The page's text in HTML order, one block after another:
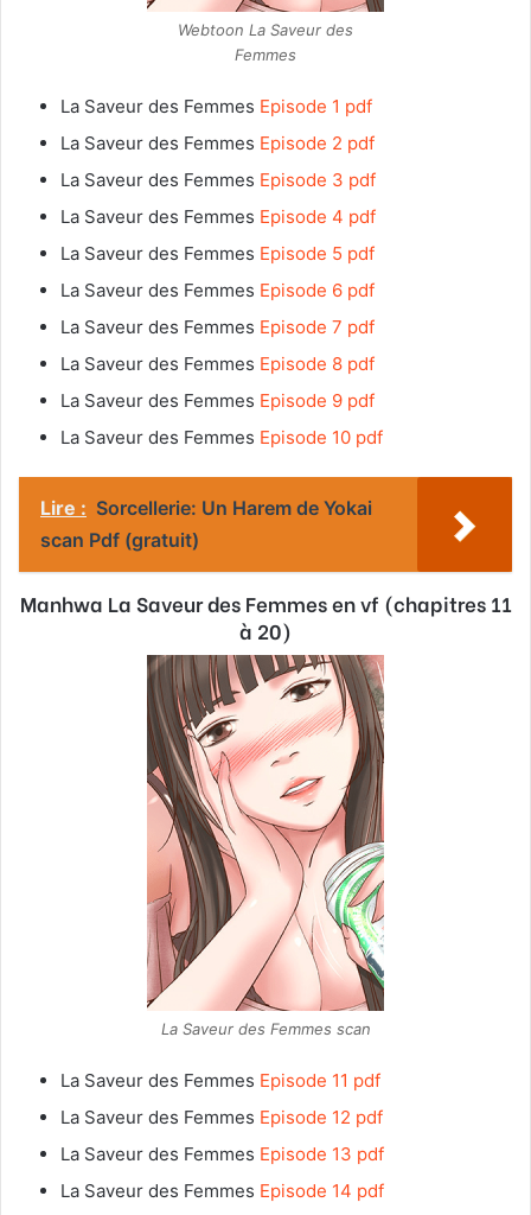
Webtoon La Saveur des
Femmes
La Saveur des Femmes Episode 1 pdf
La Saveur des Femmes Episode 2 pdf
La Saveur des Femmes Episode 3 pdf
La Saveur des Femmes Episode 4 pdf
La Saveur des Femmes Episode 5 pdf
La Saveur des Femmes Episode 6 pdf
La Saveur des Femmes Episode 7 pdf
La Saveur des Femmes Episode 8 pdf
La Saveur des Femmes Episode 9 pdf
La Saveur des Femmes Episode 10 pdf
Lire : Sorcellerie: Un Harem de Yokai
scan Pdf (gratuit)
Manhwa La Saveur des Femmes en vf (chapitres 11
à 20)
La Saveur des Femmes scan
La Saveur des Femmes Episode 11 pdf
La Saveur des Femmes Episode 12 pdf
La Saveur des Femmes Episode 13 pdf
La Saveur des Femmes Episode 14 pdf